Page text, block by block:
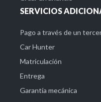
SERVICIOS
Pago a través de un
Car Hunter
Matriculación
Entrega
Garantía mecánica